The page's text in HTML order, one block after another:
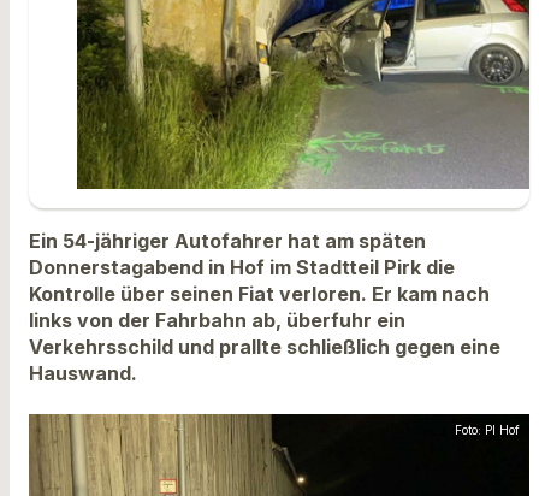
Ein 54-jähriger Autofahrer hat am späten
Donnerstagabend in Hof im Stadtteil Pirk die
Kontrolle über seinen Fiat verloren. Er kam nach
links von der Fahrbahn ab, überfuhr ein
Verkehrsschild und prallte schließlich gegen eine
Hauswand.
Foto: PI Hof